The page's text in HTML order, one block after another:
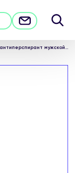
Рексона Men дезодорант антиперспирант мужской спрей аэрозоль Чемпионы 150 мл